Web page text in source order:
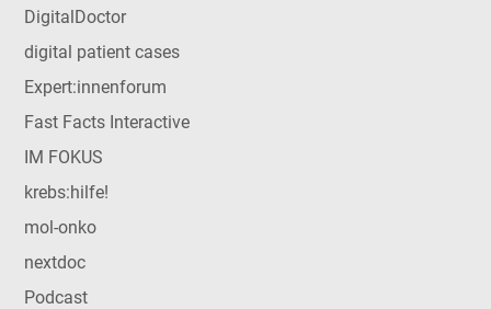
DigitalDoctor
digital patient cases
Expert:innenforum
Fast Facts Interactive
IM FOKUS
krebs:hilfe!
mol-onko
nextdoc
Podcast